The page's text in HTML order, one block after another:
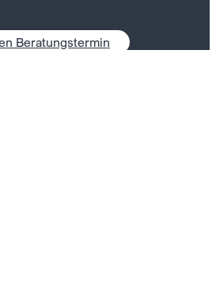
Beratungstermin